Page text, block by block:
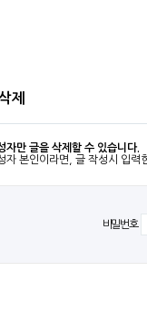
제
자만 글을 삭제할 수 있습니다.
자 본인이라면, 글 작성시 입력
비밀번호